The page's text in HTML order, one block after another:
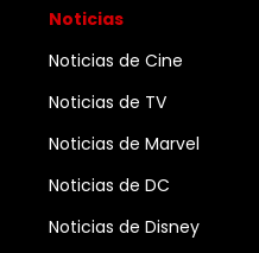
Noticias
Noticias de Cine
Noticias de TV
Noticias de Marvel
Noticias de DC
Noticias de Disney